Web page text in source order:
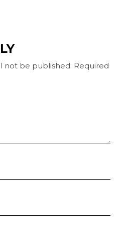
not be published. Required